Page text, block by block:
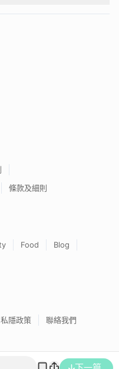
條款及細則
Food
Blog
私隱政策 聯絡我們